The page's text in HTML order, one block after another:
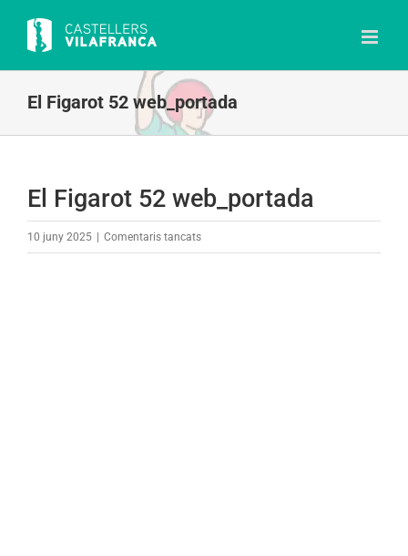
content
El Figarot 52 web_portada
El Figarot 52 web_portada
10 juny 2025 Comentaris tancatsa